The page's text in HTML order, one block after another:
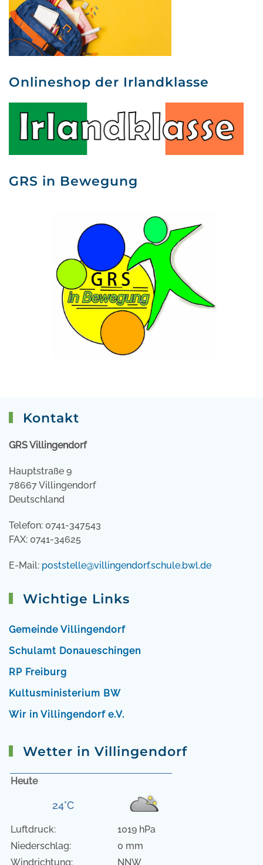
Onlineshop der Irlandklasse
GRS in Bewegung
Kontakt
GRS Villingendorf
Hauptstraße 9
78667 Villingendorf
Deutschland
Telefon: 0741-347543
FAX: 0741-34625
E-Mail: poststelle@villingendorf.schule.bwl.de
Wichtige Links
Gemeinde Villingendorf
Schulamt Donaueschingen
RP Freiburg
Kultusministerium BW
Wir in Villingendorf e.V.
Wetter in Villingendorf
Heute
24°C
Luftdruck:
1019 hPa
Niederschlag:
0 mm
Windrichtung:
NNW